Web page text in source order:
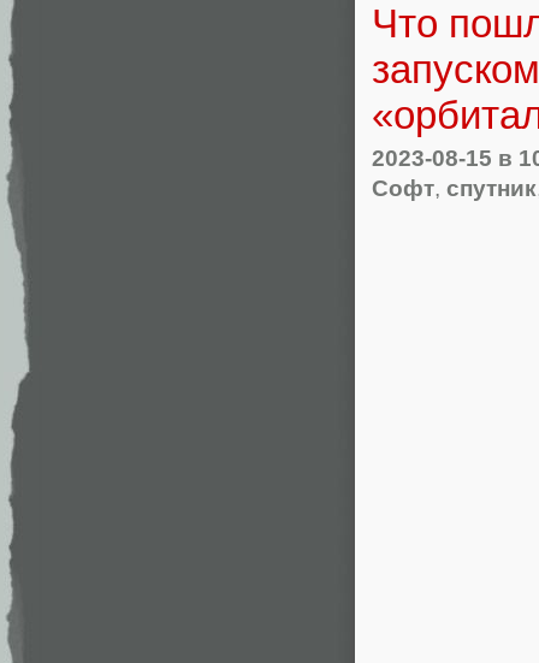
Что
2023-08-15 в
Софт, спутник